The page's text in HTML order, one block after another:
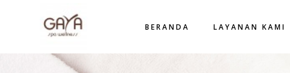
BERANDA LAYANAN KAMI